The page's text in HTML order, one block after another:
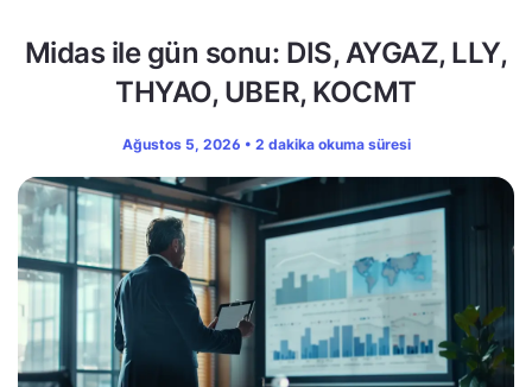
Midas ile gün sonu: DIS, AYGAZ, LLY,
THYAO, UBER, KOCMT
Ağustos 5, 2026 • 2 dakika okuma süresi